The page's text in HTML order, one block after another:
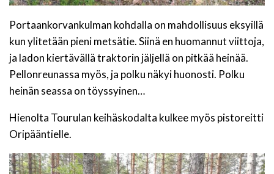
Portaankorvankulman kohdalla on mahdollisuus eksyillä
kun ylitetään pieni metsätie. Siinä en huomannut viittoja,
ja ladon kiertävällä traktorin jäljellä on pitkää heinää.
Pellonreunassa myös, ja polku näkyi huonosti. Polku
heinän seassa on töyssyinen…
Hienolta Tourulan keihäskodalta kulkee myös pistoreitti
Oripääntielle.